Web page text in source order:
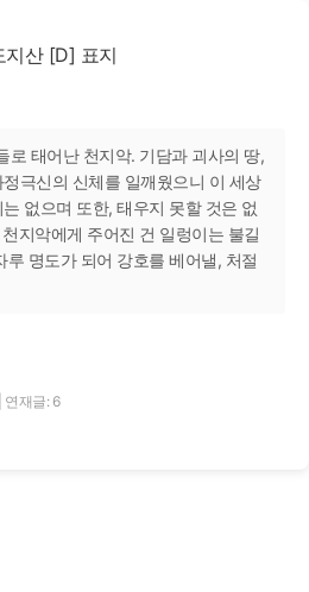
로 태어난 천지악. 기담과 괴사의 땅,
극신의 신체를 일깨웠으니 이 세상
없으며 또한, 태우지 못할 것은 없
지악에게 주어진 건 일렁이는 불길
명도가 되어 강호를 베어낼, 처절
연재글: 6